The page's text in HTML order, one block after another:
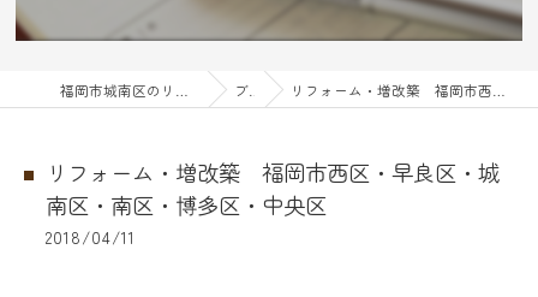
ブログ リフォーム・増改築 福岡市西区・早良区・城南区・南区・博多区・中央区
リフォーム・増改築 福岡市西区・早良区・城
南区・南区・博多区・中央区
2018/04/11